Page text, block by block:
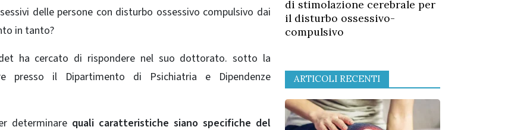
delle persone con disturbo ossessivo compulsivo dai
in tanto?
ha cercato di rispondere nel suo dottorato. sotto la
presso il Dipartimento di Psichiatria e Dipendenze
determinare quali caratteristiche siano specifiche del
di stimolazione cerebrale per
il disturbo ossessivo-
compulsivo
ARTICOLI RECENTI